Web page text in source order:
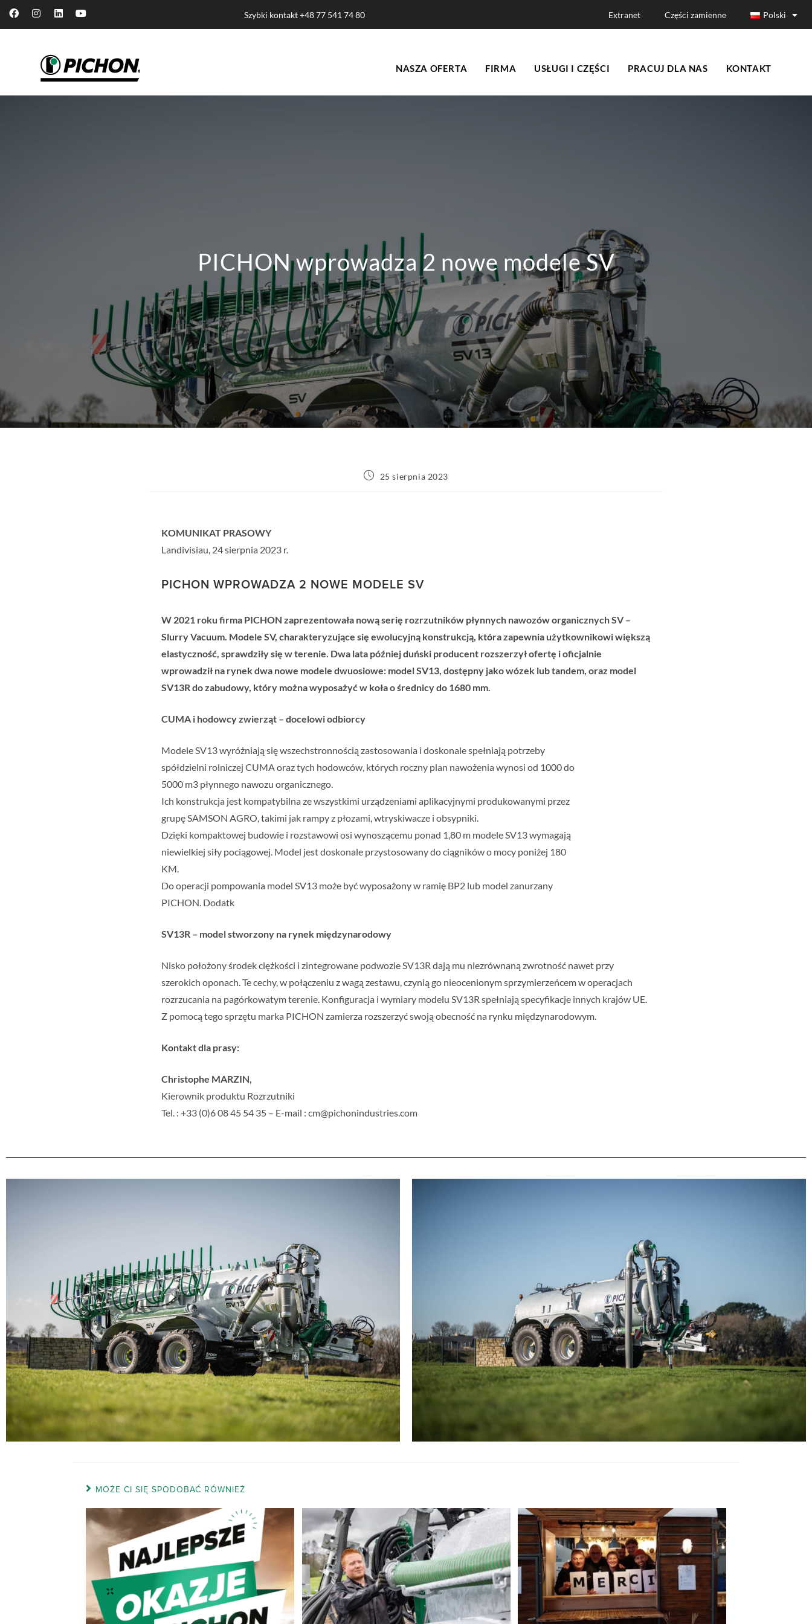
Szybki kontakt+48 77 541 74 80 Extranet Części zamienne Polski
NASZA OFERTA FIRMA USŁUGI I CZĘŚCI PRACUJ DLA NAS KONTAKT
PICHON wprowadza 2 nowe modele SV
25 sierpnia 2023
KOMUNIKAT PRASOWY
Landivisiau, 24 sierpnia 2023 r.
PICHON WPROWADZA 2 NOWE MODELE SV
W 2021 roku firma PICHON zaprezentowała nową serię rozrzutników płynnych nawozów organicznych SV –
Slurry Vacuum. Modele SV, charakteryzujące się ewolucyjną konstrukcją, która zapewnia użytkownikowi większą
elastyczność, sprawdziły się w terenie. Dwa lata później duński producent rozszerzył ofertę i oficjalnie
wprowadził na rynek dwa nowe modele dwuosiowe: model SV13, dostępny jako wózek lub tandem, oraz model
SV13R do zabudowy, który można wyposażyć w koła o średnicy do 1680 mm.
CUMA i hodowcy zwierząt – docelowi odbiorcy
Modele SV13 wyróżniają się wszechstronnością zastosowania i doskonale spełniają potrzeby
spółdzielni rolniczej CUMA oraz tych hodowców, których roczny plan nawożenia wynosi od 1000 do
5000 m3 płynnego nawozu organicznego.
Ich konstrukcja jest kompatybilna ze wszystkimi urządzeniami aplikacyjnymi produkowanymi przez
grupę SAMSON AGRO, takimi jak rampy z płozami, wtryskiwacze i obsypniki.
Dzięki kompaktowej budowie i rozstawowi osi wynoszącemu ponad 1,80 m modele SV13 wymagają
niewielkiej siły pociągowej. Model jest doskonale przystosowany do ciągników o mocy poniżej 180
KM.
Do operacji pompowania model SV13 może być wyposażony w ramię BP2 lub model zanurzany
PICHON. Dodatk
SV13R – model stworzony na rynek międzynarodowy
Nisko położony środek ciężkości i zintegrowane podwozie SV13R dają mu niezrównaną zwrotność nawet przy
szerokich oponach. Te cechy, w połączeniu z wagą zestawu, czynią go nieocenionym sprzymierzeńcem w operacjach
rozrzucania na pagórkowatym terenie. Konfiguracja i wymiary modelu SV13R spełniają specyfikacje innych krajów UE.
Z pomocą tego sprzętu marka PICHON zamierza rozszerzyć swoją obecność na rynku międzynarodowym.
Kontakt dla prasy:
Christophe MARZIN,
Kierownik produktu Rozrzutniki
Tel. : +33 (0)6 08 45 54 35 – E-mail : cm@pichonindustries.com
MOŻE CI SIĘ SPODOBAĆ RÓWNIEŻ